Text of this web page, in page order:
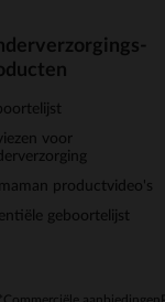
voor
productvideo's
geboortelijst